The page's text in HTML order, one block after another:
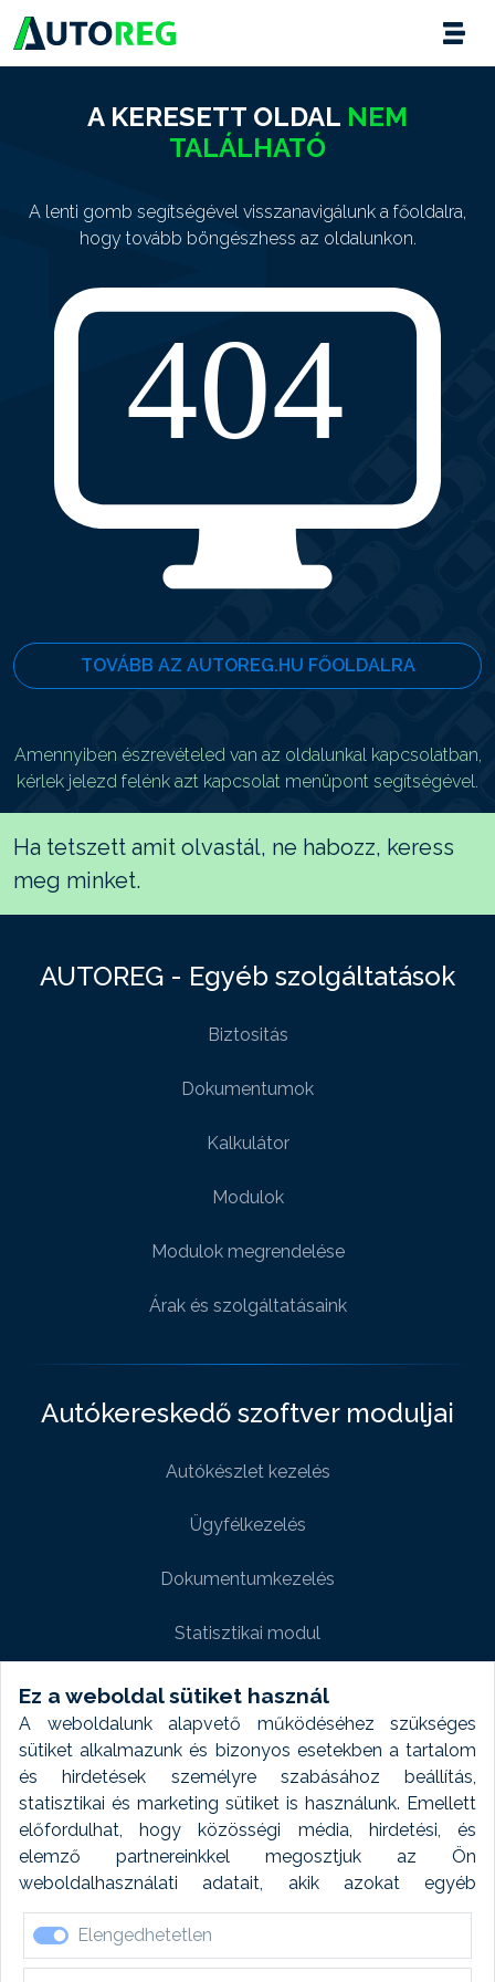
Ez a weboldal sütiket használ
A weboldalunk alapvető működéséhez szükséges
sütiket alkalmazunk és bizonyos esetekben a tartalom
és hirdetések személyre szabásához beállítás,
statisztikai és marketing sütiket is használunk. Emellett
előfordulhat, hogy közösségi média, hirdetési, és
elemző partnereinkkel megosztjuk az Ön
weboldalhasználati adatait, akik azokat egyéb
forrásokból gyűjtött adatokkal kombinálhatják. A sütik
elfogadásával kapcsolatosan naplózást végzünk és
ezen adatokat 6 hónap után automatikusan töröljük. A
Elengedhetetlen
A KERESETT OLDAL NEM
TALÁLHATÓ
A lenti gomb segítségével visszanavigálunk a főoldalra,
hogy tovább böngészhess az oldalunkon.
TOVÁBB AZ AUTOREG.HU FŐOLDALRA
Amennyiben észrevételed van az oldalunkal kapcsolatban,
kérlek jelezd felénk azt kapcsolat menüpont segítségével.
Ha tetszett amit olvastál, ne habozz, keress
meg minket.
AUTOREG - Egyéb szolgáltatások
Biztositás
Dokumentumok
Kalkulátor
Modulok
Modulok megrendelése
Árak és szolgáltatásaink
Autókereskedő szoftver moduljai
Autókészlet kezelés
Ügyfélkezelés
Dokumentumkezelés
Statisztikai modul
Weboldal modul
Fényképtár extra modul
Autómosó modul
Feladatütemezés